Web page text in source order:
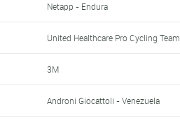
Netapp - Endura
United Healthcare Pro Cycling Team
3M
Androni Giocattoli - Venezuela